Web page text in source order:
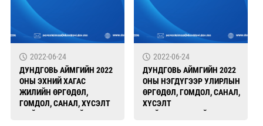
2022-06-24
ДУНДГОВЬ АЙМГИЙН 2022
ОНЫ ЭХНИЙ ХАГАС
ЖИЛИЙН ӨРГӨДӨЛ,
ГОМДОЛ, САНАЛ, ХҮСЭЛТ
2022-06-24
ДУНДГОВЬ АЙМГИЙН 2022
ОНЫ НЭГДҮГЭЭР УЛИРЛЫН
ӨРГӨДӨЛ, ГОМДОЛ, САНАЛ,
ХҮСЭЛТ